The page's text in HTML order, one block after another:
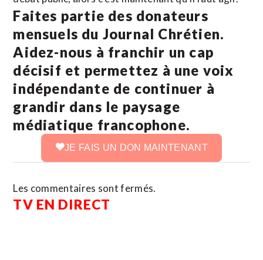
Faites partie des donateurs
mensuels du Journal Chrétien.
Aidez-nous à franchir un cap
décisif et permettez à une voix
indépendante de continuer à
grandir dans le paysage
médiatique francophone.
JE FAIS UN DON MAINTENANT
Les commentaires sont fermés.
TV EN DIRECT